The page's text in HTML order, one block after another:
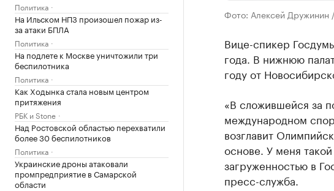
Политика
На Ильском НПЗ произошел пожар из-
за атаки БПЛА
Политика
На подлете к Москве уничтожили три
беспилотника
Политика
Как Ходынка стала новым центром
притяжения
РБК и Stone
Над Ростовской областью перехватили
более 30 беспилотников
Политика
Украинские дроны атаковали
промпредприятие в Самарской
области
Фото: Алексей Дружинин
Вице-спикер
года. В нижнюю
году от
«В сложившейся за
международном
возглавит
основе. У меня
загруженностью в
пресс-служба.